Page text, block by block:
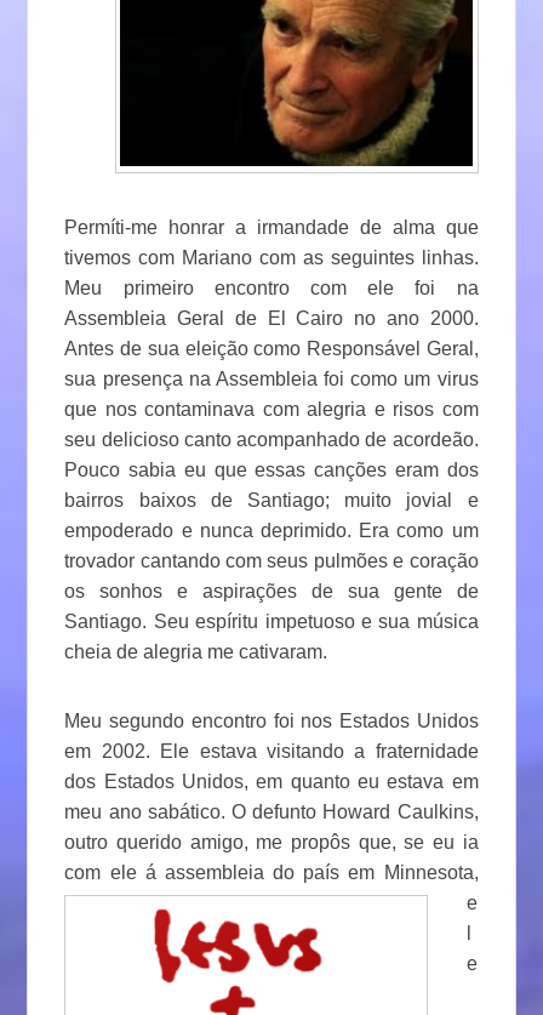
Permíti-me honrar a irmandade de alma que
tivemos com Mariano com as seguintes linhas.
Meu primeiro encontro com ele foi na
Assembleia Geral de El Cairo no ano 2000.
Antes de sua eleição como Responsável Geral,
sua presença na Assembleia foi como um virus
que nos contaminava com alegria e risos com
seu delicioso canto acompanhado de acordeão.
Pouco sabia eu que essas canções eram dos
bairros baixos de Santiago; muito jovial e
empoderado e nunca deprimido. Era como um
trovador cantando com seus pulmões e coração
os sonhos e aspirações de sua gente de
Santiago. Seu espíritu impetuoso e sua música
cheia de alegria me cativaram.
Meu segundo encontro foi nos Estados Unidos
em 2002. Ele estava visitando a fraternidade
dos Estados Unidos, em quanto eu estava em
meu ano sabático. O defunto Howard Caulkins,
outro querido amigo, me propôs que, se eu ia
com ele á assembleia do país em Minnesota,
e
e